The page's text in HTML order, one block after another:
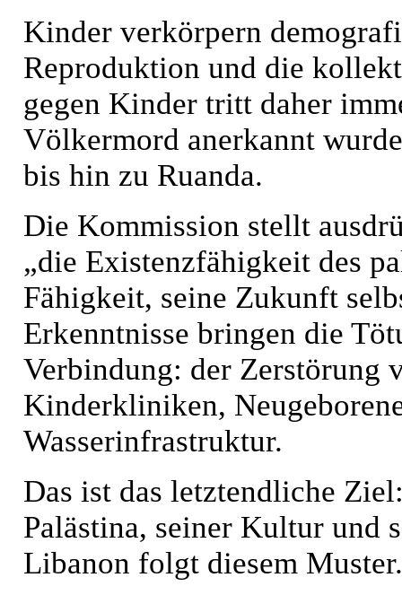
Kinder verkörpern
Reproduktion und die
gegen Kinder tritt daher
Völkermord anerkannt
bis hin zu Ruanda.
Die Kommission stellt
„die Existenzfähigkeit des
Fähigkeit, seine Zukunft
Erkenntnisse bringen die
Verbindung: der Zerstörung
Kinderkliniken,
Wasserinfrastruktur.
Das ist das letztendliche
Palästina, seiner Kultur und
Libanon folgt diesem Muster.